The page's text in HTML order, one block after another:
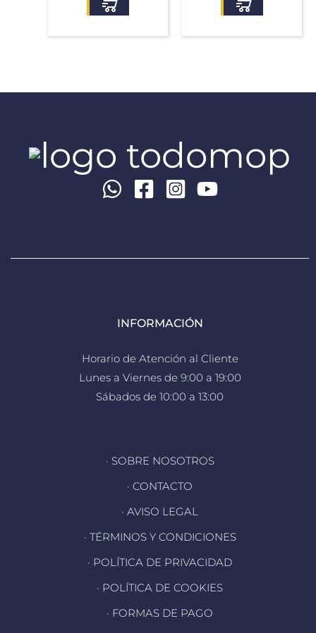
INFORMACIÓN
Horario de Atención al Cliente
Lunes a Viernes de 9:00 a 19:00
Sábados de 10:00 a 13:00
· SOBRE NOSOTROS
· CONTACTO
· AVISO LEGAL
· TÉRMINOS Y CONDICIONES
· POLÍTICA DE PRIVACIDAD
· POLÍTICA DE COOKIES
· FORMAS DE PAGO